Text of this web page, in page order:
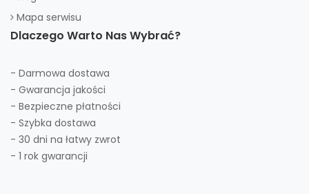
Mapa serwisu
Dlaczego Warto Nas Wybrać?
- Darmowa dostawa
- Gwarancja jakości
- Bezpieczne płatności
- Szybka dostawa
- 30 dni na łatwy zwrot
- 1 rok gwarancji